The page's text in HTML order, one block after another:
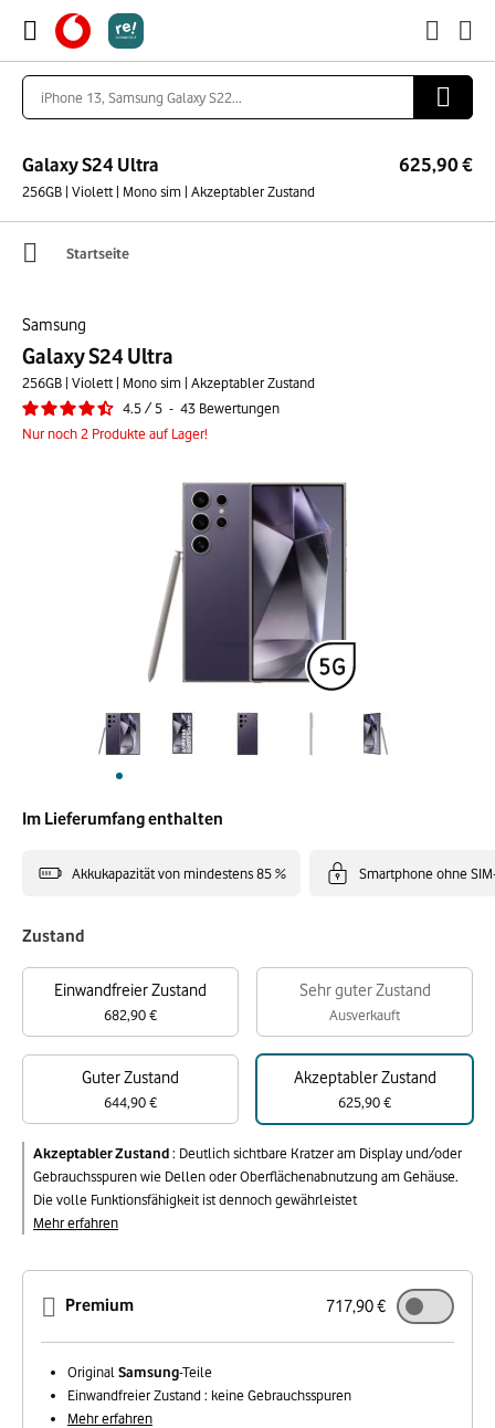
Galaxy S24 Ultra
256GB | Violett | Mono sim | Akzeptabler Zustand
625,90 €
Startseite
Samsung
Galaxy S24 Ultra
256GB | Violett | Mono sim | Akzeptabler Zustand
4.5/5 - 43 Bewertungen
Nur noch 2 Produkte auf Lager!
Im Lieferumfang enthalten
Akkukapazität von mindestens 85 % Smartphone ohne
Zustand
Einwandfreier Zustand
682,90 €
Sehr guter Zustand
Ausverkauft
Guter Zustand
644,90 €
Akzeptabler Zustand
625,90 €
Akzeptabler Zustand: Deutlich sichtbare Kratzer am Display und/oder
Gebrauchsspuren wie Dellen oder Oberflächenabnutzung am Gehäuse.
Die volle Funktionsfähigkeit ist dennoch gewährleistet
Mehr erfahren
Premium 717,90 €
Original Samsung-Teile
Einwandfreier Zustand : keine Gebrauchsspuren
Mehr erfahren